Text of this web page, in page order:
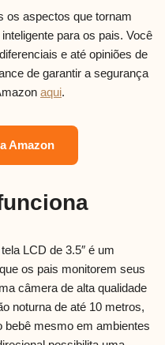
os aspectos que tornam
para os pais. Você
e até opiniões de
de garantir a segurança
aqui.
Amazon
LCD de 3.5″ é um
os pais monitorem seus
câmera de alta qualidade
noturna de até 10 metros,
bebê mesmo em ambientes